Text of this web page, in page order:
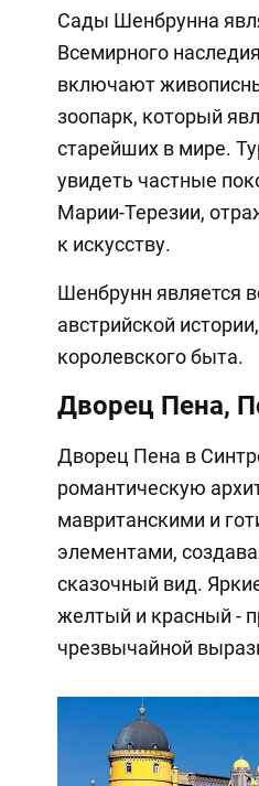
Сады Шенбрунна
Всемирного
включают
зоопарк, который
старейших в мире.
увидеть частные
Марии-Терезии,
к искусству.
Шенбрунн является
австрийской
королевского быта.
Дворец Пена,
Дворец Пена в
романтическую
мавританскими и
элементами,
сказочный вид.
желтый и красный -
чрезвычайной